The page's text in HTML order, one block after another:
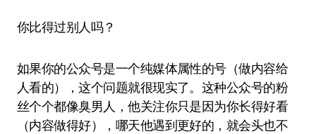
你比得过别人吗？
如果你的公众号是一个纯媒体属性的号（做内容给
人看的），这个问题就很现实了。这种公众号的粉
丝个个都像臭男人，他关注你只是因为你长得好看
（内容做得好），哪天他遇到更好的，就会头也不